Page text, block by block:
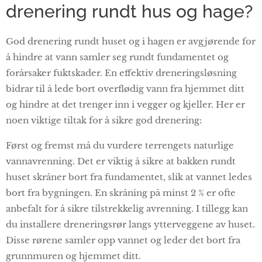
drenering rundt hus og hage?
God drenering rundt huset og i hagen er avgjørende for
å hindre at vann samler seg rundt fundamentet og
forårsaker fuktskader. En effektiv dreneringsløsning
bidrar til å lede bort overflødig vann fra hjemmet ditt
og hindre at det trenger inn i vegger og kjeller. Her er
noen viktige tiltak for å sikre god drenering:
Først og fremst må du vurdere terrengets naturlige
vannavrenning. Det er viktig å sikre at bakken rundt
huset skråner bort fra fundamentet, slik at vannet ledes
bort fra bygningen. En skråning på minst 2 % er ofte
anbefalt for å sikre tilstrekkelig avrenning. I tillegg kan
du installere dreneringsrør langs ytterveggene av huset.
Disse rørene samler opp vannet og leder det bort fra
grunnmuren og hjemmet ditt.